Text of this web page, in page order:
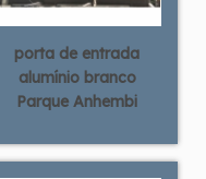
porta de entrada
alumínio branco
Parque Anhembi